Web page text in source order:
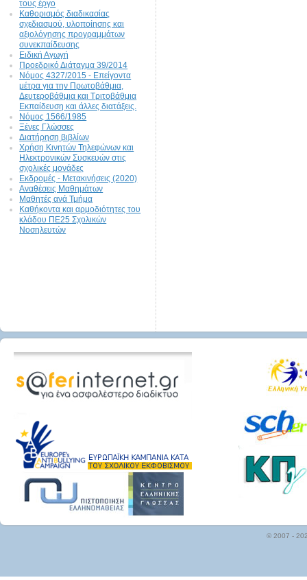
τους έργο
Καθορισμός διαδικασίας
σχεδιασμού, υλοποίησης και
αξιολόγησης προγραμμάτων
συνεκπαίδευσης
Ειδική Αγωγή
Προεδρικό Διάταγμα 39/2014
Νόμος 4327/2015 - Επείγοντα
μέτρα για την Πρωτοβάθμια,
Δευτεροβάθμια και Τριτοβάθμια
Εκπαίδευση και άλλες διατάξεις.
Νόμος 1566/1985
Ξένες Γλώσσες
Διατήρηση βιβλίων
Χρήση Κινητών Τηλεφώνων και
Ηλεκτρονικών Συσκευών στις
σχολικές μονάδες
Εκδρομές - Μετακινήσεις (2020)
Αναθέσεις Μαθημάτων
Μαθητές ανά Τμήμα
Καθήκοντα και αρμοδιότητες του
κλάδου ΠΕ25 Σχολικών
Νοσηλευτών
© 2007 -